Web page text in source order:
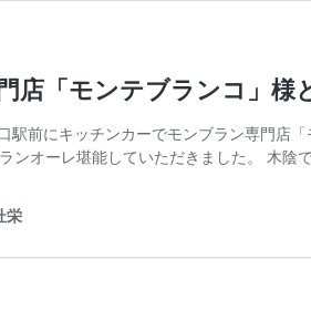
店「モンテブランコ」様
駅前にキッチンカーでモンブラン専門店
ンオーレ堪能していただきました。 木
栄